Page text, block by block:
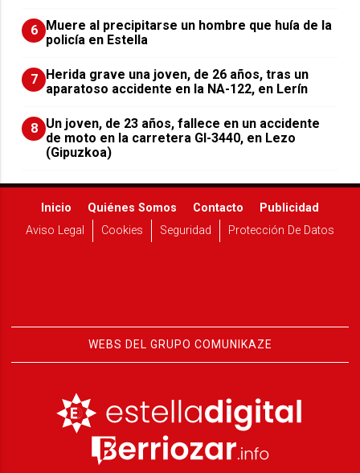
6
Muere al precipitarse un hombre que huía de la
policía en Estella
7
Herida grave una joven, de 26 años, tras un
aparatoso accidente en la NA-122, en Lerín
8 Un joven, de 23 años, fallece en un accidente
de moto en la carretera GI-3440, en Lezo
(Gipuzkoa)
Inicio Quiénes Somos Contacto
Publicidad
Aviso Legal
Cookies Seguridad Protección De Datos
WEBS DEL GRUPO COMUNIKAZE